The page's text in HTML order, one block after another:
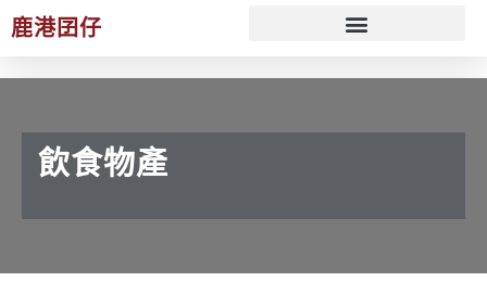
鹿港囝仔
飲食物產